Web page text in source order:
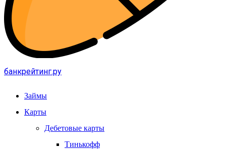
банкрейтинг.ру
Займы
Карты
Дебетовые карты
Тинькофф